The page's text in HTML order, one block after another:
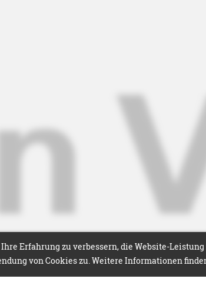
Erfahrung zu verbessern, die Website-
von Cookies zu. Weitere Informationen